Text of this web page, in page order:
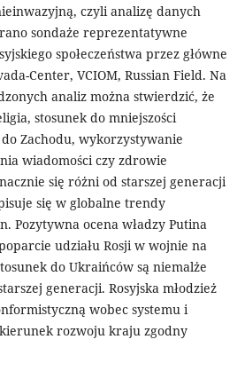
czyli analizę danych
sondaże reprezentatywne
społeczeństwa przez główne
Center, VCIOM, Russian Field. Na
analiz można stwierdzić, że
stosunek do mniejszości
Zachodu, wykorzystywanie
wiadomości czy zdrowie
się różni od starszej generacji
się w globalne trendy
Pozytywna ocena władzy Putina
udziału Rosji w wojnie na
do Ukraińców są niemalże
generacji. Rosyjska młodzież
wobec systemu i
rozwoju kraju zgodny